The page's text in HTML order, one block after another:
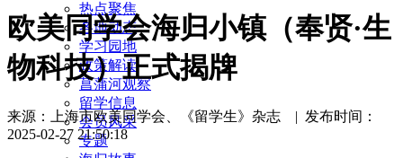
热点聚焦
各地动态
学习园地
政策解读
菖蒲河观察
留学信息
会员风采
专题
欧美同学会海归小镇（奉贤·生
物科技）正式揭牌
来源：上海市欧美同学会、《留学生》杂志 | 发布时间：
2025-02-27 21:50:18